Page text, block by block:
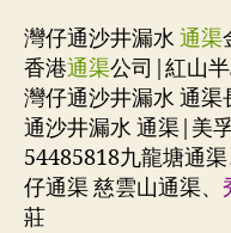
灣仔通沙井漏水 通渠
香港通渠公司|紅山半
灣仔通沙井漏水 通
通沙井漏水 通渠|美
54485818九龍塘通
仔通渠 慈雲山通渠、
莊